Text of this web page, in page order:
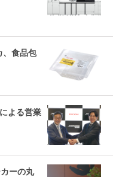
、食品包
よる営業
ーの丸